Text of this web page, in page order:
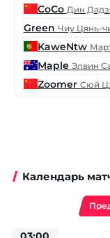
CoCo Дин
Green Чиу Цянь-
KaweNtw
Maple Элвин
Zoomer Сюй
Календарь